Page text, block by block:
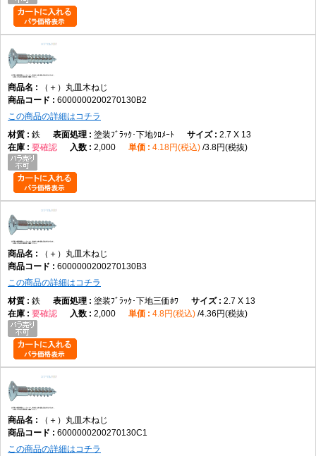
（＋）丸皿木ねじ
6000000200270130B2
この商品の詳細はコチラ
鉄
塗装ﾌﾞﾗｯｸ･下地ｸﾛﾒｰﾄ
2.7 X 13
要確認
2,000 4.18円(税込) 3.8円(税抜)
（＋）丸皿木ねじ
6000000200270130B3
この商品の詳細はコチラ
鉄
塗装ﾌﾞﾗｯｸ･下地三価ﾎﾜ
2.7 X 13
要確認
2,000 4.8円(税込) 4.36円(税抜)
（＋）丸皿木ねじ
6000000200270130C1
この商品の詳細はコチラ